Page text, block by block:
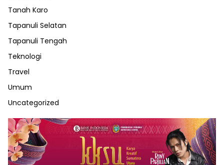
Tanah Karo
Tapanuli Selatan
Tapanuli Tengah
Teknologi
Travel
Umum
Uncategorized